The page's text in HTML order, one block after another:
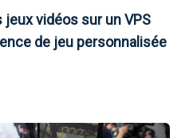
vidéos sur un VPS
de jeu personnalisée